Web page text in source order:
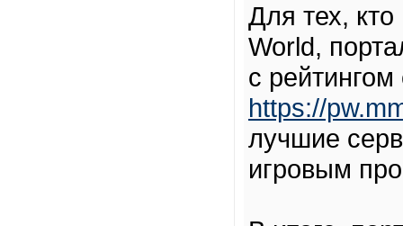
Для тех,
World,
с
https://
лучшие
игровым